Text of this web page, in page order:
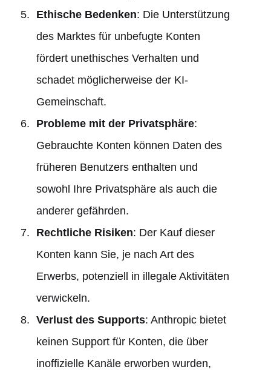
Ethische Bedenken: Die Unterstützung
des Marktes für unbefugte Konten
fördert unethisches Verhalten und
schadet möglicherweise der KI-
Gemeinschaft.
Probleme mit der Privatsphäre:
Gebrauchte Konten können Daten des
früheren Benutzers enthalten und
sowohl Ihre Privatsphäre als auch die
anderer gefährden.
Rechtliche Risiken: Der Kauf dieser
Konten kann Sie, je nach Art des
Erwerbs, potenziell in illegale Aktivitäten
verwickeln.
Verlust des Supports: Anthropic bietet
keinen Support für Konten, die über
inoffizielle Kanäle erworben wurden,